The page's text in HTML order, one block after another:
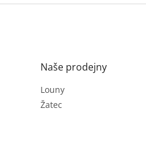
Naše prodejny
Louny
Žatec